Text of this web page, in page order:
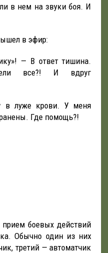
в нем на звуки боя. И
в эфир:
— В ответ тишина.
все?! И вдруг
в луже крови. У меня
Где помощь?!
прием боевых действий
Обычно один из них
третий — автоматчик